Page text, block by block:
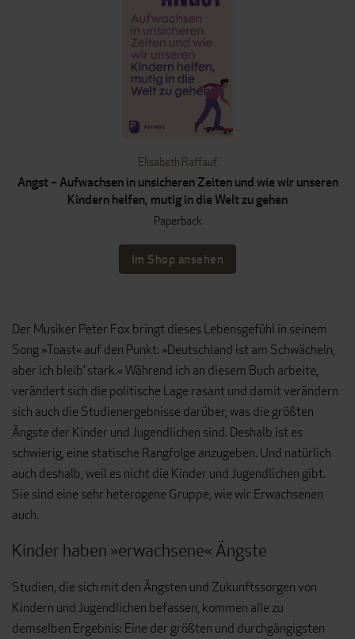
Elisabeth Raffauf
Angst – Aufwachsen in unsicheren Zeiten und wie wir unseren
Kindern helfen, mutig in die Welt zu gehen
Paperback
Im Shop ansehen
Der Musiker Peter Fox bringt dieses Lebensgefühl in seinem
Song »Toast« auf den Punkt: »Deutschland ist am Schwächeln,
aber ich bleib’ stark.« Während ich an diesem Buch arbeite,
verändert sich die politische Lage rasant und damit verändern
sich auch die Studienergebnisse darüber, was die größten
Ängste der Kinder und Jugendlichen sind. Deshalb ist es
schwierig, eine statische Rangfolge anzugeben. Und natürlich
auch deshalb, weil es nicht die Kinder und Jugendlichen gibt.
Sie sind eine sehr heterogene Gruppe, wie wir Erwachsenen
auch.
Kinder haben »erwachsene« Ängste
Studien, die sich mit den Ängsten und Zukunftssorgen von
Kindern und Jugendlichen befassen, kommen alle zu
demselben Ergebnis: Eine der größten und durchgängigsten